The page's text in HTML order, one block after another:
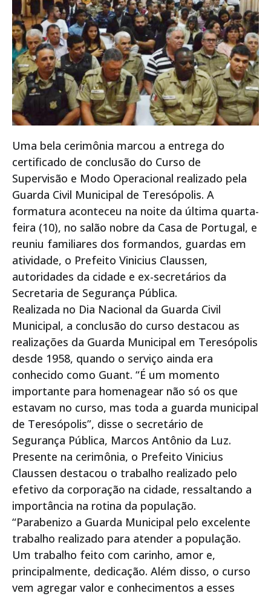
Uma bela cerimônia marcou a entrega do
certificado de conclusão do Curso de
Supervisão e Modo Operacional realizado pela
Guarda Civil Municipal de Teresópolis. A
formatura aconteceu na noite da última quarta-
feira (10), no salão nobre da Casa de Portugal, e
reuniu familiares dos formandos, guardas em
atividade, o Prefeito Vinicius Claussen,
autoridades da cidade e ex-secretários da
Secretaria de Segurança Pública.
Realizada no Dia Nacional da Guarda Civil
Municipal, a conclusão do curso destacou as
realizações da Guarda Municipal em Teresópolis
desde 1958, quando o serviço ainda era
conhecido como Guant. “É um momento
importante para homenagear não só os que
estavam no curso, mas toda a guarda municipal
de Teresópolis”, disse o secretário de
Segurança Pública, Marcos Antônio da Luz.
Presente na cerimônia, o Prefeito Vinicius
Claussen destacou o trabalho realizado pelo
efetivo da corporação na cidade, ressaltando a
importância na rotina da população.
“Parabenizo a Guarda Municipal pelo excelente
trabalho realizado para atender a população.
Um trabalho feito com carinho, amor e,
principalmente, dedicação. Além disso, o curso
vem agregar valor e conhecimentos a esses